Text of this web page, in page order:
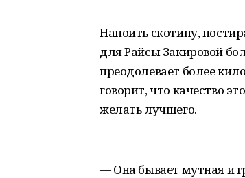
Напоить скотину,
для Райсы Закировой
преодолевает более
говорит, что качество
желать лучшего.
— Она бывает мутная и